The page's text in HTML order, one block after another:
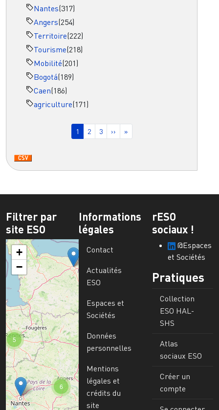
Nantes(317)
Angers(254)
Territoire(222)
Tourisme(218)
Mobilité(201)
Bogotá(189)
Caen(186)
agriculture(171)
Page courante
1 Page
2 Page
3 Page suivante
›› Dernière page
»
Filtrer par
site ESO
6
5
+
−
Informations
légales
Contact
Actualités
ESO
Espaces et
Sociétés
Données
personnelles
Mentions
légales et
crédits du
site
rESO
sociaux !
@Espaces
et Sociétés
Pratiques
Collection
ESO HAL-
SHS
Atlas
sociaux ESO
Créer un
compte